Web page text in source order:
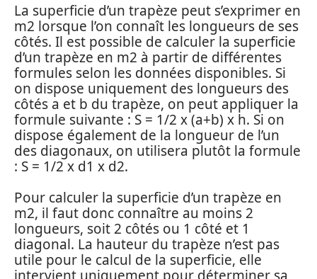
La superficie d’un trapèze peut s’exprimer en
m2 lorsque l’on connaît les longueurs de ses
côtés. Il est possible de calculer la superficie
d’un trapèze en m2 à partir de différentes
formules selon les données disponibles. Si
on dispose uniquement des longueurs des
côtés a et b du trapèze, on peut appliquer la
formule suivante : S = 1/2 x (a+b) x h. Si on
dispose également de la longueur de l’un
des diagonaux, on utilisera plutôt la formule
: S = 1/2 x d1 x d2.
Pour calculer la superficie d’un trapèze en
m2, il faut donc connaître au moins 2
longueurs, soit 2 côtés ou 1 côté et 1
diagonal. La hauteur du trapèze n’est pas
utile pour le calcul de la superficie, elle